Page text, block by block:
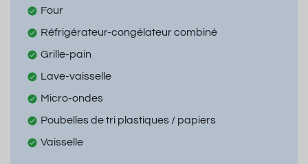
Four
Réfrigérateur-congélateur combiné
Grille-pain
Lave-vaisselle
Micro-ondes
Poubelles de tri plastiques / papiers
Vaisselle